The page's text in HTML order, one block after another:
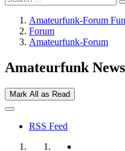
Amateurfunk-Forum
Forum
Amateurfunk-Forum
Amateurfunk News
Mark All as Read
RSS Feed